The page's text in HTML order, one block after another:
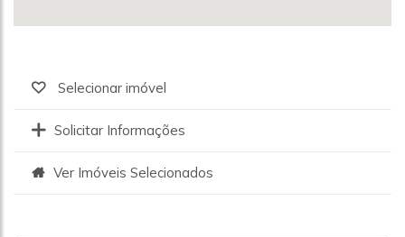
Selecionar imóvel
Solicitar Informações
Ver Imóveis Selecionados